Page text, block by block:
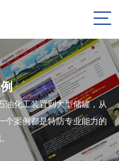
油化工装置到大型储罐，从
个案例都是特防专业能力的